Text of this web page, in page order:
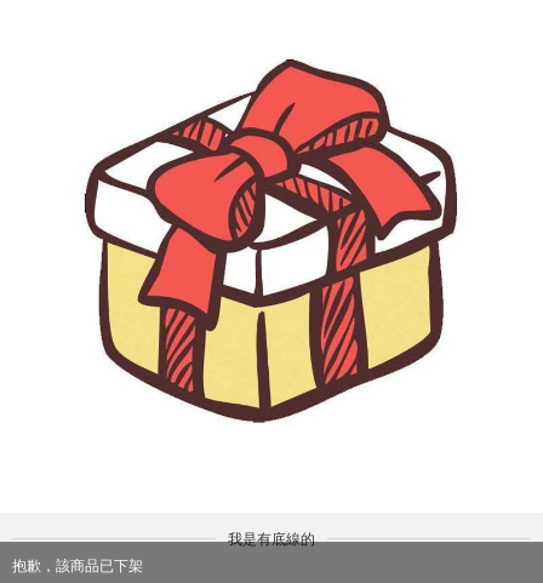
我是有底線的
抱歉，該商品已下架